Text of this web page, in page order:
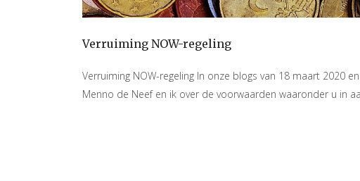
Verruiming NOW-regeling
Verruiming NOW-regeling In onze blogs van 18 maart 2020
Menno de Neef en ik over de voorwaarden waaronder u in